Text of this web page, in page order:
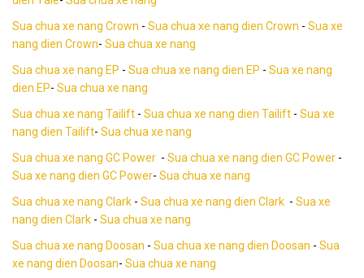
Sua chua xe nang Crown - Sua chua xe nang dien Crown - Sua xe
nang dien Crown- Sua chua xe nang
Sua chua xe nang EP - Sua chua xe nang dien EP - Sua xe nang
dien EP- Sua chua xe nang
Sua chua xe nang Tailift - Sua chua xe nang dien Tailift - Sua xe
nang dien Tailift- Sua chua xe nang
Sua chua xe nang GC Power - Sua chua xe nang dien GC Power -
Sua xe nang dien GC Power- Sua chua xe nang
Sua chua xe nang Clark - Sua chua xe nang dien Clark - Sua xe
nang dien Clark - Sua chua xe nang
Sua chua xe nang Doosan - Sua chua xe nang dien Doosan - Sua
xe nang dien Doosan- Sua chua xe nang